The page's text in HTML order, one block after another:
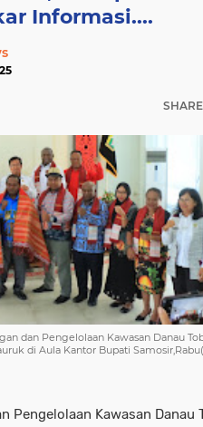
Informasi....
SHARE
dan Pengelolaan Kawasan Danau
di Aula Kantor Bupati Samosir,Rabu(
Pengelolaan Kawasan Danau